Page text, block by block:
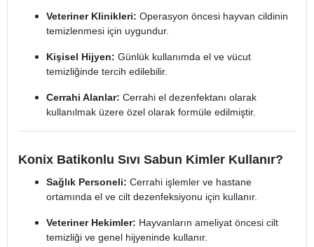
Veteriner Klinikleri: Operasyon öncesi hayvan cildinin
temizlenmesi için uygundur.
Kişisel Hijyen: Günlük kullanımda el ve vücut
temizliğinde tercih edilebilir.
Cerrahi Alanlar: Cerrahi el dezenfektanı olarak
kullanılmak üzere özel olarak formüle edilmiştir.
Konix Batikonlu Sıvı Sabun Kimler Kullanır?
Sağlık Personeli: Cerrahi işlemler ve hastane
ortamında el ve cilt dezenfeksiyonu için kullanır.
Veteriner Hekimler: Hayvanların ameliyat öncesi cilt
temizliği ve genel hijyeninde kullanır.